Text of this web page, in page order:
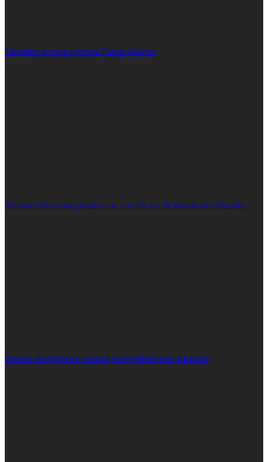
Calidades en una vivienda: Placas Solares
Recomendaciones para buscar una oficina de alquiler en Albacete
Conoce al equipo de Urbanal, tu inmobiliaria en Albacete